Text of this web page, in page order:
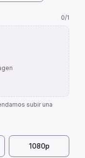
0/1
subir una
1080p